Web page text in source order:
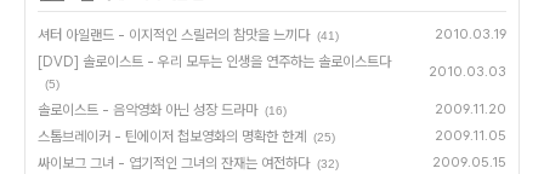
셔터 아일랜드 - 이지적인 스릴러의 참맛을 느끼다 (41) 2010.03.19
[DVD] 솔로이스트 - 우리 모두는 인생을 연주하는 솔로이스트다
(5)
2010.03.03
솔로이스트 - 음악영화 아닌 성장 드라마 (16) 2009.11.20
스톰브레이커 - 틴에이저 첩보영화의 명확한 한계 (25) 2009.11.05
싸이보그 그녀 - 엽기적인 그녀의 잔재는 여전하다 (32) 2009.05.15